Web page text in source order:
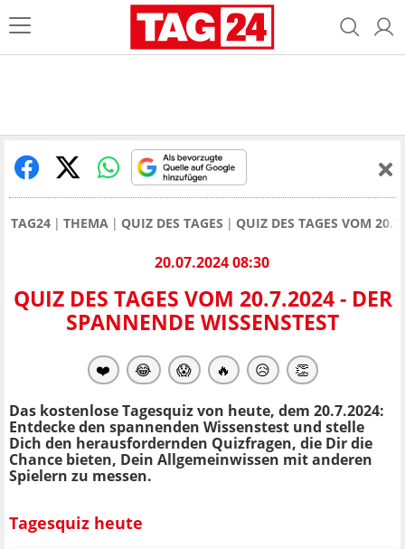
TAG24 THEMA QUIZ DES TAGES QUIZ DES TAGES VOM
20.07.2024 08:30
QUIZ DES TAGES VOM 20.7.2024 - DER
SPANNENDE WISSENSTEST
❤️ 😂 😱 🔥 😥 👏
Das kostenlose Tagesquiz von heute, dem 20.7.2024:
Entdecke den spannenden Wissenstest und stelle
Dich den herausfordernden Quizfragen, die Dir die
Chance bieten, Dein Allgemeinwissen mit anderen
Spielern zu messen.
Tagesquiz heute